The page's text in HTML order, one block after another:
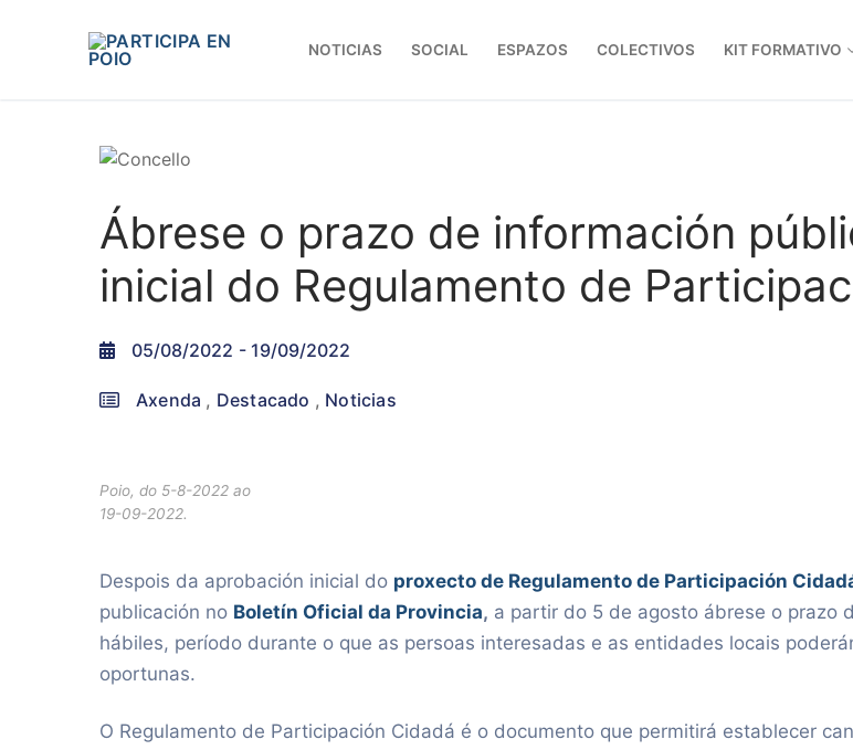
NOTICIAS SOCIAL ESPAZOS COLECTIVOS KIT FORMATIVO
Ábrese o prazo de información
inicial do Regulamento de
05/08/2022 - 19/09/2022
Axenda , Destacado , Noticias
Poio, do 5-8-2022 ao
19-09-2022.
Despois da aprobación inicial do proxecto de Regulamento de Participación
publicación no Boletín Oficial da Provincia, a partir do 5 de agosto ábrese o prazo
hábiles, período durante o que as persoas interesadas e as entidades locais
oportunas.
O Regulamento de Participación Cidadá é o documento que permitirá establecer